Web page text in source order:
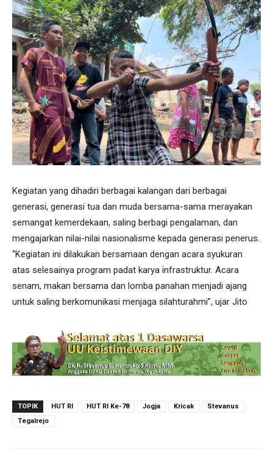
Kegiatan yang dihadiri berbagai kalangan dari berbagai
generasi, generasi tua dan muda bersama-sama merayakan
semangat kemerdekaan, saling berbagi pengalaman, dan
mengajarkan nilai-nilai nasionalisme kepada generasi penerus.
“Kegiatan ini dilakukan bersamaan dengan acara syukuran
atas selesainya program padat karya infrastruktur. Acara
senam, makan bersama dan lomba panahan menjadi ajang
untuk saling berkomunikasi menjaga silahturahmi”, ujar Jito
TOPIK HUT RI HUT RI Ke-78 Jogja Kricak
Stevanus
Tegalrejo